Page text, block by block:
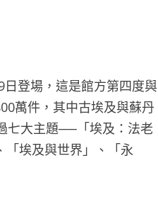
登場，這是館方第四度與
萬件，其中古埃及與蘇丹
七大主題──「埃及：法老
「埃及與世界」、「永